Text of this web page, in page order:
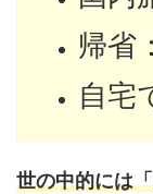
帰省
自宅
世の中的には